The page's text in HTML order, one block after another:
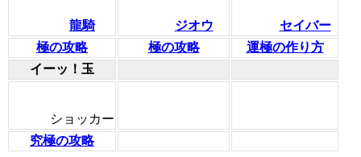
龍騎 ジオウ
セイバー
極の攻略
極の攻略
運極の作り方
イーッ！玉
ショッカー
究極の攻略